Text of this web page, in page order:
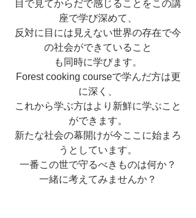
目で見てからだで感じることをこの講
座で学び深めて、
反対に目には見えない世界の存在で今
の社会ができていること
も同時に学びます。
Forest cooking courseで学んだ方は更
に深く、
これから学ぶ方はより新鮮に学ぶこと
ができます。
新たな社会の幕開けが今ここに始まろ
うとしています。
一番この世で守るべきものは何か？
一緒に考えてみませんか？